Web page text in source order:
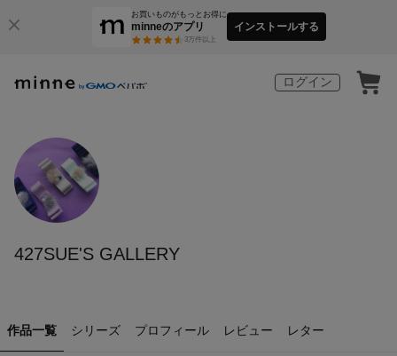
お買いものがもっとお得に
minneのアプリ
3万件以上
インストールする
ログイン
427SUE'S GALLERY
作品一覧 シリーズ プロフィール レビュー レター